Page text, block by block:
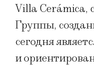
Villa Cerámica,
Группы,
сегодня
и